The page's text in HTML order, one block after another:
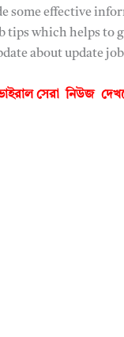
some effective
tips which helps to
about update
সেরা নিউজ